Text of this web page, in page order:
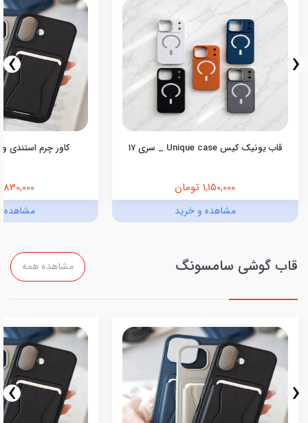
قاب یونیک کیس Unique case _ سری 17
1,150,000 تومان
مشاهده و خرید
کاور چرم استندی
830,000 تومان
مشاهده
‹
›
قاب گوشی سامسونگ مشاهده همه
‹
›